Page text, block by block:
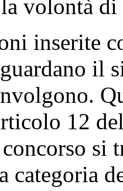
volontà
inserite
il
12